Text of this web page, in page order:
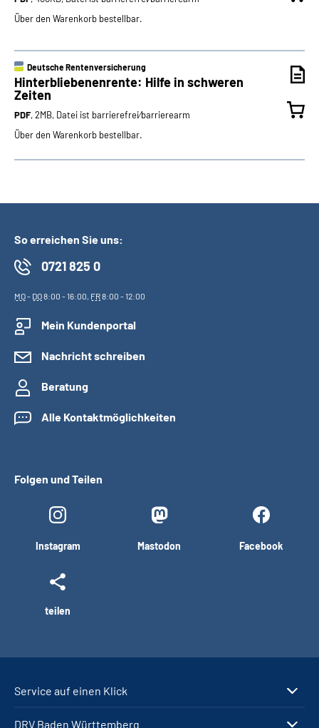
Über den Warenkorb bestellbar.
Deutsche Rentenversicherung
Hinterbliebenenrente: Hilfe in schweren
Zeiten
PDF, 2MB, Datei ist barrierefrei⁄barrierearm
Über den Warenkorb bestellbar.
So erreichen Sie uns:
0721 825 0
MO- DO8:00 - 16:00, FR8:00 - 12:00
Mein Kundenportal
Nachricht schreiben
Beratung
Alle Kontaktmöglichkeiten
Folgen und Teilen
Instagram Mastodon Facebook
teilen
Service auf einen Klick
DRV Baden Württemberg